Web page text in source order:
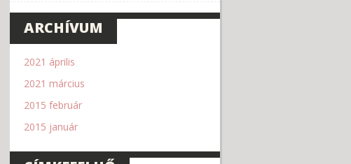
ARCHÍVUM
2021 április
2021 március
2015 február
2015 január